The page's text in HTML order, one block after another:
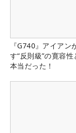
『G740』アイアン
す“反則級”の寛容性
本当だった！